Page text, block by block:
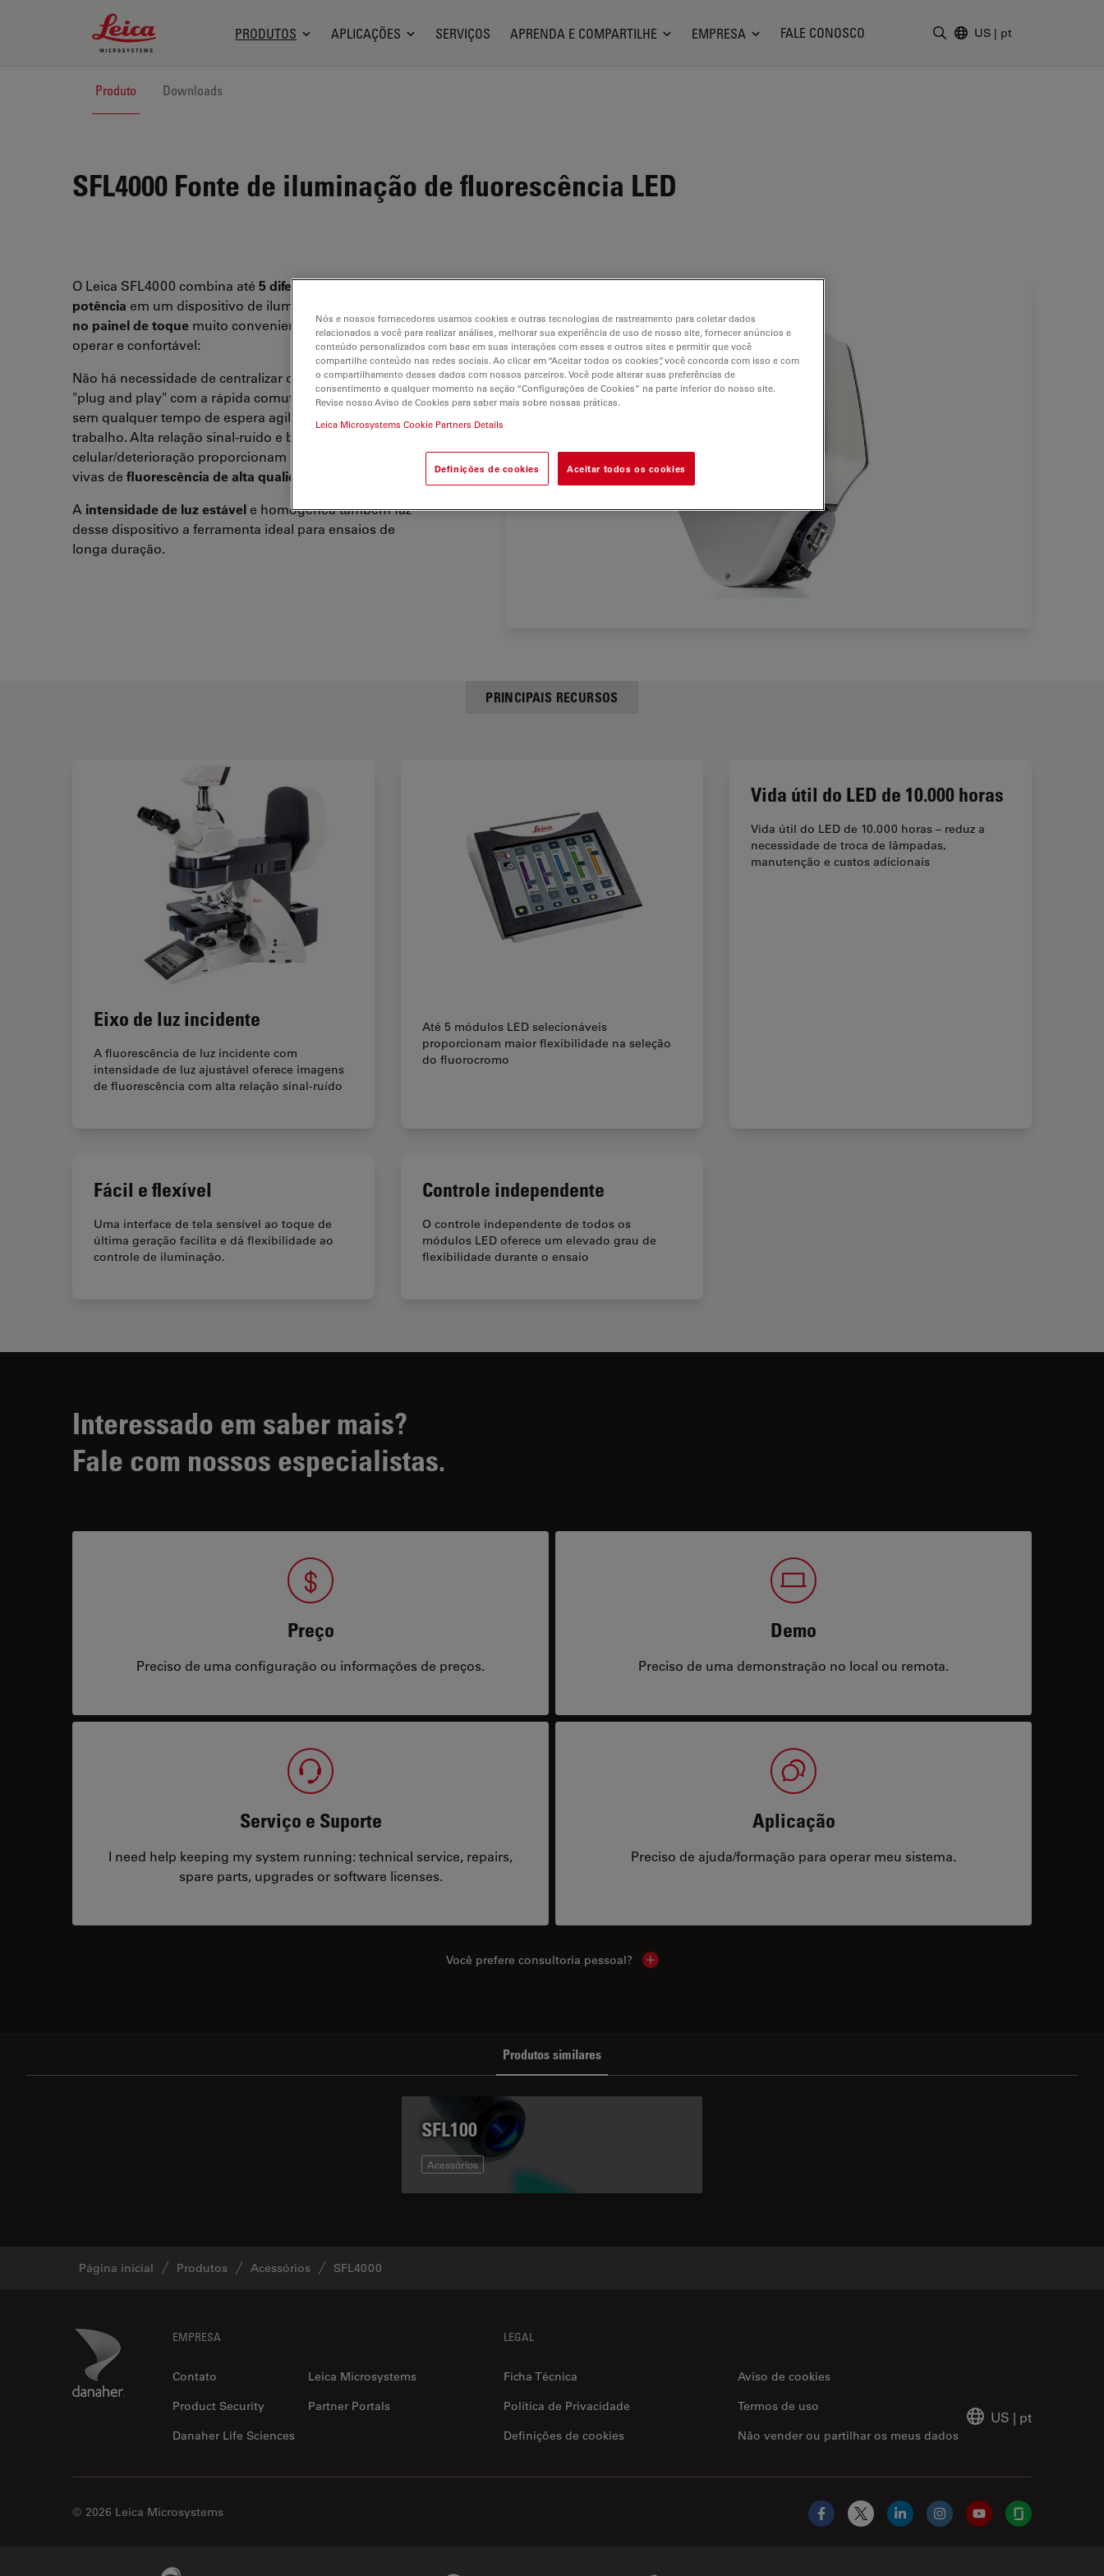
Leica Microsystems Logo
PRODUTOS APLICAÇÕES SERVIÇOS APRENDA E COMPARTILHE EMPRESA FALE CONOSCO US | pt
Produto Downloads
SFL4000 Fonte de iluminação de fluorescência LED
O Leica SFL4000 combina até 5 diferentes LEDs de alta
potência em um dispositivo de iluminação com
no painel de toque muito conveniente. Muito fácil de
operar e confortável:
Não há necessidade de centralizar o LED, e o recurso tipo
"plug and play" com a rápida comutação ligar/desligar
sem qualquer tempo de espera agilizam o fluxo de
trabalho. Alta relação sinal-ruído e baixa toxicidade
celular/deterioração proporcionam imagens de células
vivas de fluorescência de alta qualidade
A intensidade de luz estável e homogênea também faz
desse dispositivo a ferramenta ideal para ensaios de
longa duração.
PRINCIPAIS RECURSOS
Eixo de luz incidente
A fluorescência de luz incidente com
intensidade de luz ajustável oferece imagens
de fluorescência com alta relação sinal-ruído
Até 5 módulos LED selecionáveis
proporcionam maior flexibilidade na seleção
do fluorocromo
Vida útil do LED de 10.000 horas
Vida útil do LED de 10.000 horas – reduz a
necessidade de troca de lâmpadas,
manutenção e custos adicionais
Fácil e flexível
Uma interface de tela sensível ao toque de
última geração facilita e dá flexibilidade ao
controle de iluminação.
Controle independente
O controle independente de todos os
módulos LED oferece um elevado grau de
flexibilidade durante o ensaio
Interessado em saber mais?
Fale com nossos especialistas.
Preço
Preciso de uma configuração ou informações de preços.
Demo
Preciso de uma demonstração no local ou remota.
Serviço e Suporte
I need help keeping my system running: technical service, repairs,
spare parts, upgrades or software licenses.
Aplicação
Preciso de ajuda/formação para operar meu sistema.
Você prefere consultoria pessoal? Show local contacts
Produtos similares
SFL100
Acessórios
Página inicial Produtos Acessórios SFL4000
Danaher Logo EMPRESA
Contato
Leica Microsystems
Product Security
Partner Portals
Danaher Life Sciences
LEGAL
Ficha Técnica
Aviso de cookies
Política de Privacidade
Não vender ou partilhar os meus dados
Termos de uso
Definições de cookies
US | pt
© 2026 Leica Microsystems
Facebook
X LinkedInInstagramYouTubeGlassdoor
Nós e nossos fornecedores usamos cookies e outras tecnologias de rastreamento para coletar dados
relacionados a você para realizar análises, melhorar sua experiência de uso de nosso site, fornecer anúncios e
conteúdo personalizados com base em suas interações com esses e outros sites e permitir que você
compartilhe conteúdo nas redes sociais. Ao clicar em “Aceitar todos os cookies”, você concorda com isso e com
o compartilhamento desses dados com nossos parceiros. Você pode alterar suas preferências de
consentimento a qualquer momento na seção “Configurações de Cookies” na parte inferior do nosso site.
Revise nosso Aviso de Cookies para saber mais sobre nossas práticas.
Leica Microsystems Cookie Partners Details
Definições de cookies Aceitar todos os cookies